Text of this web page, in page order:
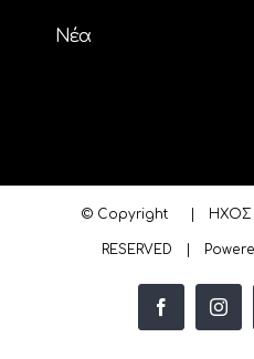
Nέα
© Copyright | ΗΧΟΣ
RESERVED |
facebook